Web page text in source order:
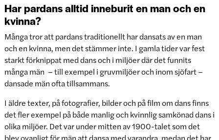
Har pardans alltid inneburit en man och en
kvinna?
Många tror att pardans traditionellt har dansats av en man
och en kvinna, men det stämmer inte. I gamla tider var fest
starkt förknippat med dans och i miljöer där det funnits
många män – till exempel i gruvmiljöer och inom sjöfart –
dansade män ofta tillsammans.
I äldre texter, på fotografier, bilder och på film om dans finns
det fler exempel på både manlig och kvinnlig samkönad dans i
olika miljöer. Det var under mitten av 1900-talet som det